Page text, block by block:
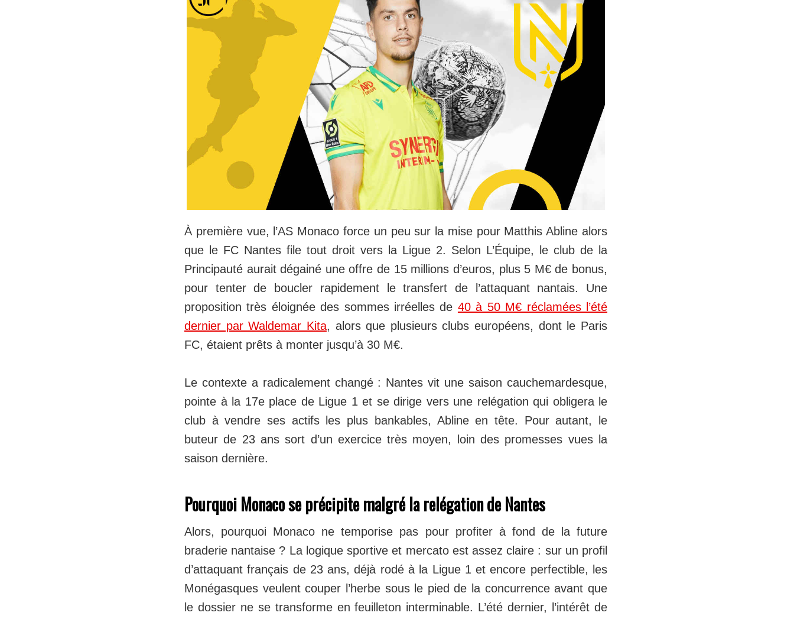
À première vue, l’AS Monaco force un peu sur la mise pour Matthis Abline alors
que le FC Nantes file tout droit vers la Ligue 2. Selon L’Équipe, le club de la
Principauté aurait dégainé une offre de 15 millions d’euros, plus 5 M€ de bonus,
pour tenter de boucler rapidement le transfert de l’attaquant nantais. Une
proposition très éloignée des sommes irréelles de 40 à 50 M€ réclamées l’été
dernier par Waldemar Kita, alors que plusieurs clubs européens, dont le Paris
FC, étaient prêts à monter jusqu’à 30 M€.
Le contexte a radicalement changé : Nantes vit une saison cauchemardesque,
pointe à la 17e place de Ligue 1 et se dirige vers une relégation qui obligera le
club à vendre ses actifs les plus bankables, Abline en tête. Pour autant, le
buteur de 23 ans sort d’un exercice très moyen, loin des promesses vues la
saison dernière.
Pourquoi Monaco se précipite malgré la relégation de Nantes
Alors, pourquoi Monaco ne temporise pas pour profiter à fond de la future
braderie nantaise ? La logique sportive et mercato est assez claire : sur un profil
d’attaquant français de 23 ans, déjà rodé à la Ligue 1 et encore perfectible, les
Monégasques veulent couper l’herbe sous le pied de la concurrence avant que
le dossier ne se transforme en feuilleton interminable. L’été dernier, l’intérêt de